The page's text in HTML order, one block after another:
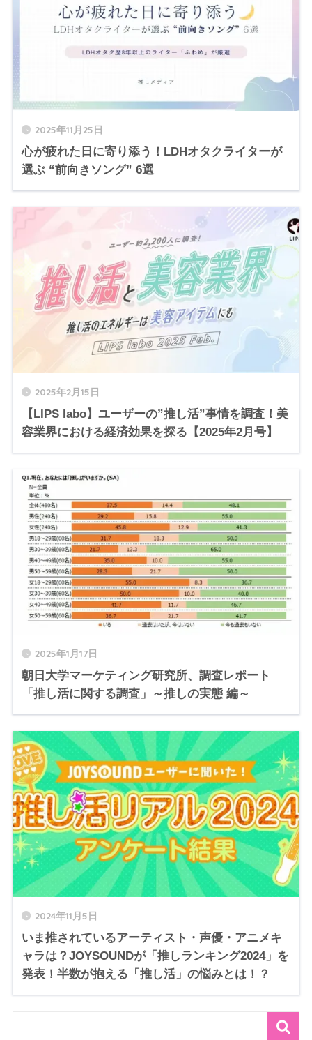
2025年11月25日
心が疲れた日に寄り添う！LDHオタクライターが
選ぶ “前向きソング” 6選
2025年2月15日
【LIPS labo】ユーザーの”推し活”事情を調査！美
容業界における経済効果を探る【2025年2月号】
2025年1月17日
朝日大学マーケティング研究所、調査レポート
「推し活に関する調査」～推しの実態 編～
2024年11月5日
いま推されているアーティスト・声優・アニメキ
ャラは？JOYSOUNDが「推しランキング2024」を
発表！半数が抱える「推し活」の悩みとは！？